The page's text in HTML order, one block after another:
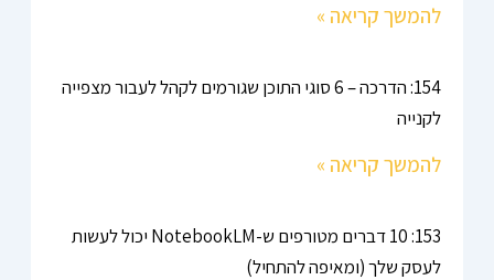
להמשך קריאה »
154: הדרכה – 6 סוגי התוכן שגורמים לקהל לעבור מצפייה
לקנייה
להמשך קריאה »
153: 10 דברים מטורפים ש-NotebookLM יכול לעשות
לעסק שלך (ומאיפה להתחיל)